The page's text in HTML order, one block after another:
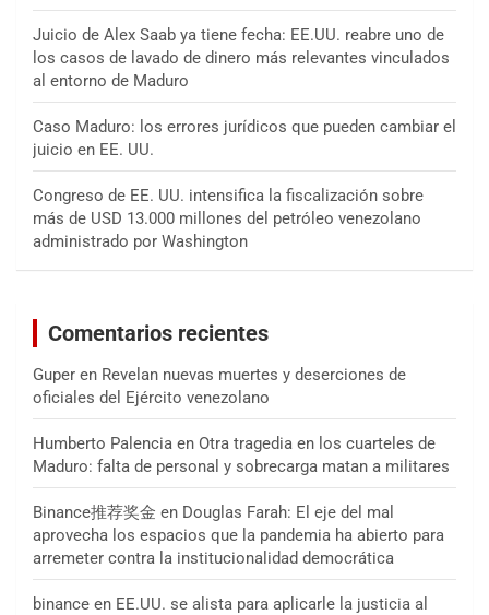
Juicio de Alex Saab ya tiene fecha: EE.UU. reabre uno de
los casos de lavado de dinero más relevantes vinculados
al entorno de Maduro
Caso Maduro: los errores jurídicos que pueden cambiar el
juicio en EE. UU.
Congreso de EE. UU. intensifica la fiscalización sobre
más de USD 13.000 millones del petróleo venezolano
administrado por Washington
Comentarios recientes
Guper en Revelan nuevas muertes y deserciones de
oficiales del Ejército venezolano
Humberto Palencia en Otra tragedia en los cuarteles de
Maduro: falta de personal y sobrecarga matan a militares
Binance推荐奖金 en Douglas Farah: El eje del mal
aprovecha los espacios que la pandemia ha abierto para
arremeter contra la institucionalidad democrática
binance en EE.UU. se alista para aplicarle la justicia al